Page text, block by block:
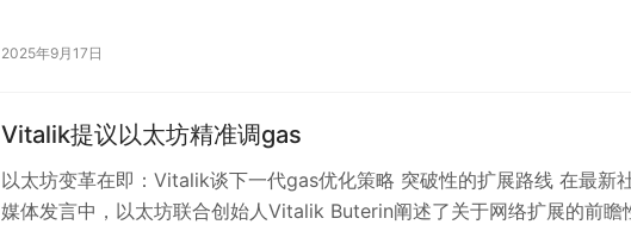
2025年9月17日
Vitalik提议以太坊精准调gas
以太坊变革在即：Vitalik谈下一代gas优化策略 突破性的扩展路线 在最新
媒体发言中，以太坊联合创始人Vitalik Buterin阐述了关于网络扩展的前瞻